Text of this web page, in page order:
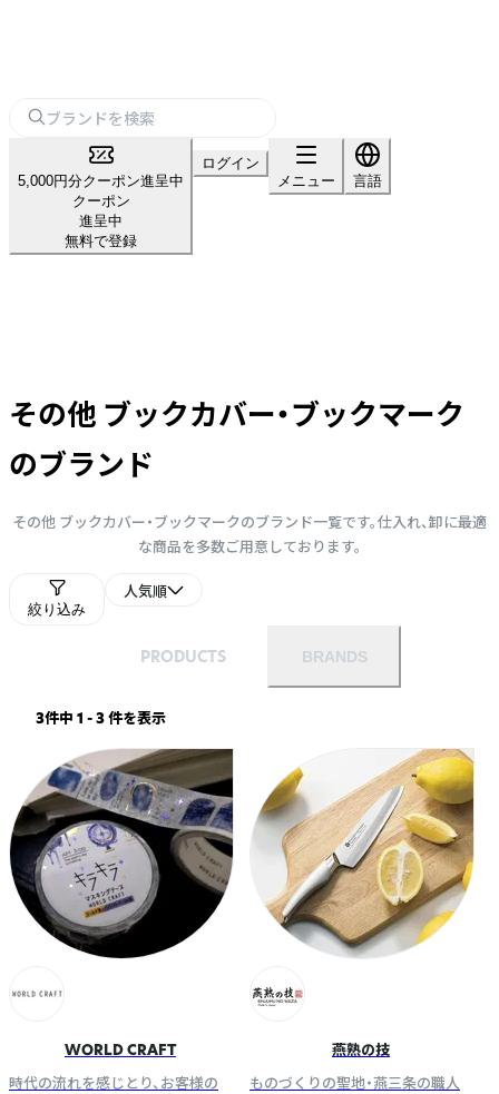
5,000円分クーポン進呈中
クーポン
進呈中
無料で登録
ログイン
メニュー
言語
その他 ブックカバー・ブックマーク
のブランド
その他 ブックカバー・ブックマークのブランド一覧です。仕入れ、卸に最適
な商品を多数ご用意しております。
絞り込み
人気順
PRODUCTS BRANDS
3件中 1 - 3 件を表示
WORLD CRAFT
時代の流れを感じとり、お客様の
燕熟の技
ものづくりの聖地・燕三条の職人